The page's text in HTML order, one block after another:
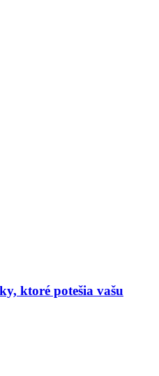
ktoré potešia vašu